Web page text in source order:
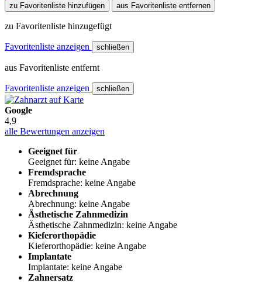
zu Favoritenliste hinzufügen aus Favoritenliste entfernen
zu Favoritenliste hinzugefügt
Favoritenliste anzeigen schließen
aus Favoritenliste entfernt
Favoritenliste anzeigen schließen
Google
4,9
alle Bewertungen anzeigen
Geeignet für
Geeignet für: keine Angabe
Fremdsprache
Fremdsprache: keine Angabe
Abrechnung
Abrechnung: keine Angabe
Ästhetische Zahnmedizin
Ästhetische Zahnmedizin: keine Angabe
Kieferorthopädie
Kieferorthopädie: keine Angabe
Implantate
Implantate: keine Angabe
Zahnersatz